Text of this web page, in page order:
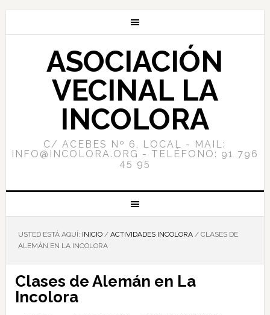
ASOCIACIÓN
VECINAL LA
INCOLORA
C/ ACEBES Nº 6, LOCAL - MAIL:
INFO@INCOLORA.ORG - TELÉFONO: 91 796
45 95
USTED ESTÁ AQUÍ: INICIO / ACTIVIDADES INCOLORA /CLASES DE
ALEMÁN EN LA INCOLORA
Clases de Alemán en La
Incolora